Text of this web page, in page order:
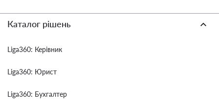
Каталог рішень
Liga360: Керівник
Liga360: Юрист
Liga360: Бухгалтер